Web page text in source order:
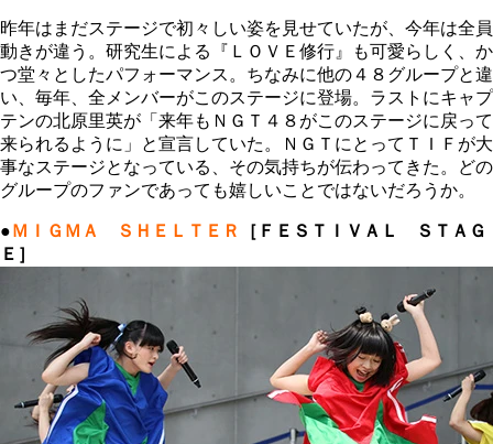
昨年はまだステージで初々しい姿を見せていたが、今年は全員
動きが違う。研究生による『ＬＯＶＥ修行』も可愛らしく、か
つ堂々としたパフォーマンス。ちなみに他の４８グループと違
い、毎年、全メンバーがこのステージに登場。ラストにキャプ
テンの北原里英が「来年もＮＧＴ４８がこのステージに戻って
来られるように」と宣言していた。ＮＧＴにとってＴＩＦが大
事なステージとなっている、その気持ちが伝わってきた。どの
グループのファンであっても嬉しいことではないだろうか。
●ＭＩＧＭＡ ＳＨＥＬＴＥＲ
［ＦＥＳＴＩＶＡＬ ＳＴＡＧ
Ｅ］